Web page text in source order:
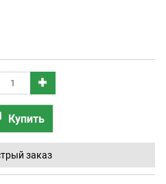
Купить
заказ